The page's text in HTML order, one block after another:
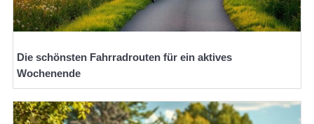
Die schönsten Fahrradrouten für ein aktives
Wochenende